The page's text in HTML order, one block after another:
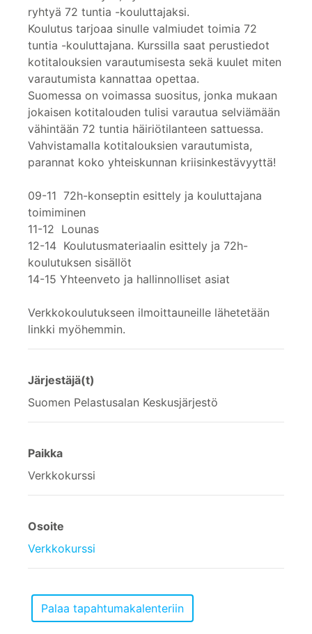
ryhtyä 72 tuntia -kouluttajaksi.
Koulutus tarjoaa sinulle valmiudet toimia 72
tuntia -kouluttajana. Kurssilla saat perustiedot
kotitalouksien varautumisesta sekä kuulet miten
varautumista kannattaa opettaa.
Suomessa on voimassa suositus, jonka mukaan
jokaisen kotitalouden tulisi varautua selviämään
vähintään 72 tuntia häiriötilanteen sattuessa.
Vahvistamalla kotitalouksien varautumista,
parannat koko yhteiskunnan kriisinkestävyyttä!
09-11 72h-konseptin esittely ja kouluttajana
toimiminen
11-12 Lounas
12-14 Koulutusmateriaalin esittely ja 72h-
koulutuksen sisällöt
14-15 Yhteenveto ja hallinnolliset asiat
Verkkokoulutukseen ilmoittauneille lähetetään
linkki myöhemmin.
Järjestäjä(t)
Suomen Pelastusalan Keskusjärjestö
Paikka
Verkkokurssi
Osoite
Verkkokurssi